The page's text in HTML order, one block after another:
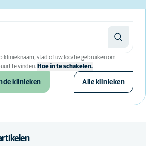
klinieknaam, stad of uw locatie gebruiken om
te vinden. Hoe in te schakelen.
klinieken Alle klinieken